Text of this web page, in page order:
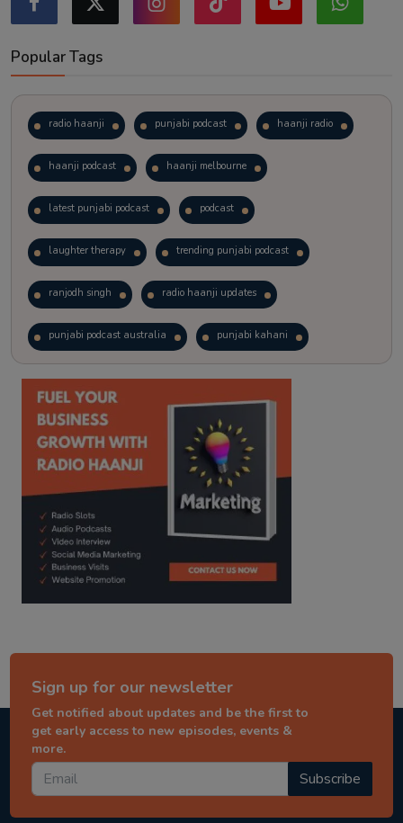
Popular Tags
radio haanji punjabi podcast haanji radio
haanji podcast haanji melbourne
latest punjabi podcast podcast
laughter therapy trending punjabi podcast
ranjodh singh radio haanji updates
punjabi podcast australia punjabi kahani
kitaab kahani punjabi story
Sign up for our newsletter
Get notified about updates and be the first to
get early access to new episodes, events &
more.
Subscribe